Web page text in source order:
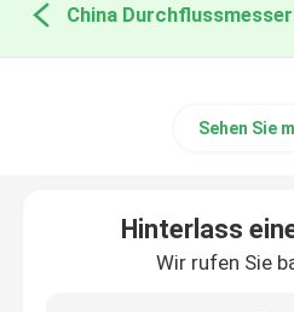
Sehen Sie
Hinterlass
Wir rufen Sie